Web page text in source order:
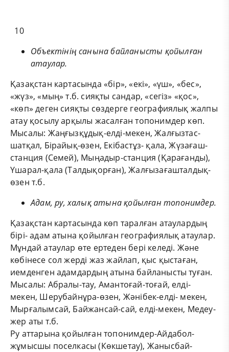
10
Объектінің санына байланысты қойылған
атаулар.
Қазақстан картасында «бір», «екі», «үш», «бес»,
«жүз», «мың» т.б. сияқты сандар, «сегіз» «қос»,
«көп» деген сияқты сөздерге географиялық жалпы
атау қосылу арқылы жасалған топонимдер көп.
Мысалы: Жаңғызқұдық-елді-мекен, Жалғызтас-
шатқал, Бірайық-өзен, Екібастұз- қала, Жүзағаш-
станция (Семей), Мыңадыр-станция (Қарағанды),
Үшарал-қала (Талдықорған), Жалғызағашталдық-
өзен т.б.
Адам, ру, халық атына қойылған топонимдер.
Қазақстан картасында көп таралған атаулардың
бірі- адам атына қойылған географиялық атаулар.
Мұндай атаулар өте ертеден бері келеді. Және
көбінесе сол жерді жаз жайлап, қыс қыстаған,
иемденген адамдардың атына байланысты туған.
Мысалы: Абралы-тау, Амантоғай-тоғай, елді-
мекен, Шерубайнұра-өзен, Жәнібек-елді- мекен,
Мырғалымсай, Байжансай-сай, елді-мекен, Медеу-
жер аты т.б.
Ру аттарына қойылған топонимдер-Айдабол-
жұмысшы поселкасы (Көкшетау), Жанысбай-